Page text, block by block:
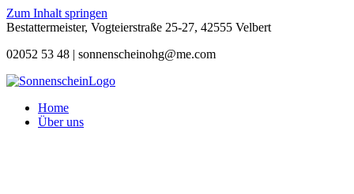
Zum Inhalt springen
Bestattermeister, Vogteierstraße 25-27, 42555 Velbert
02052 53 48 | sonnenscheinohg@me.com
Home
Über uns